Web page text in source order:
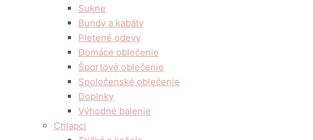
Sukne
Bundy a kabáty
Pletené odevy
Domáce oblečenie
Športové oblečenie
Spoločenské oblečenie
Doplnky
Výhodné balenie
Chlapci